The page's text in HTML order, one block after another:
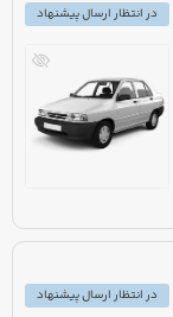
در انتظار ارسال پیشنهاد
در انتظار ارسال پیشنهاد